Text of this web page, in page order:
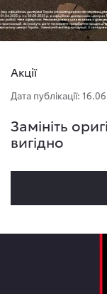
Акції
Дата публікації:
Замініть
вигідно